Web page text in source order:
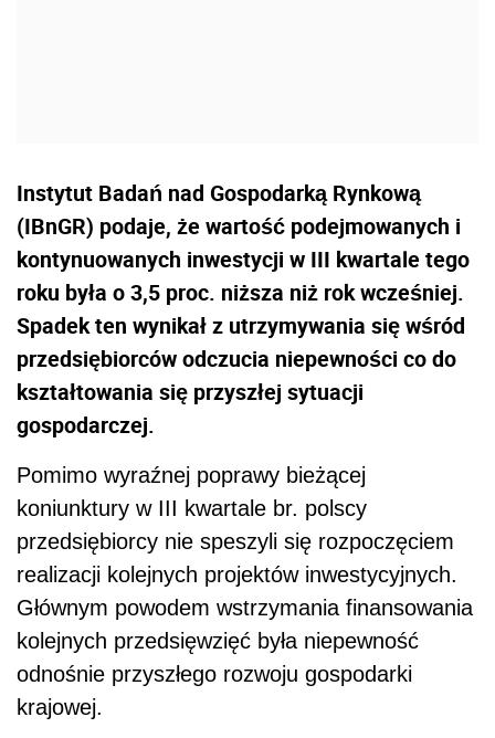
Instytut Badań nad Gospodarką Rynkową
(IBnGR) podaje, że wartość podejmowanych i
kontynuowanych inwestycji w III kwartale tego
roku była o 3,5 proc. niższa niż rok wcześniej.
Spadek ten wynikał z utrzymywania się wśród
przedsiębiorców odczucia niepewności co do
kształtowania się przyszłej sytuacji
gospodarczej.
Pomimo wyraźnej poprawy bieżącej
koniunktury w III kwartale br. polscy
przedsiębiorcy nie speszyli się rozpoczęciem
realizacji kolejnych projektów inwestycyjnych.
Głównym powodem wstrzymania finansowania
kolejnych przedsięwzięć była niepewność
odnośnie przyszłego rozwoju gospodarki
krajowej.